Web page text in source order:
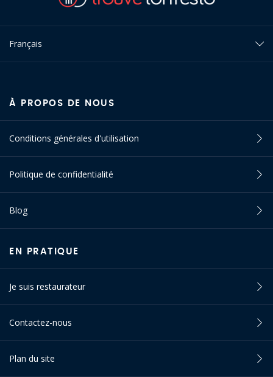
Français
À PROPOS DE NOUS
Conditions générales d'utilisation
Politique de confidentialité
Blog
EN PRATIQUE
Je suis restaurateur
Contactez-nous
Plan du site